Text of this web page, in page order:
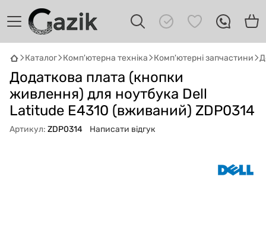
Каталог Комп'ютерна техніка Комп'ютерні запчастини
Додаткова плата (кнопки
живлення) для ноутбука Dell
Latitude E4310 (вживаний) ZDP0314
Артикул: ZDP0314 Написати відгук
Онлайн · пошук техніки
Привіт! 👋 Я Gazik AI — допоможу
підібрати вживану комп'ютерну техніку.
Що шукаєш?